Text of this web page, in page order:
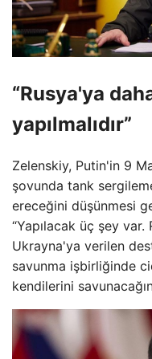
“Rusya'ya
yapılmalıdır”
Zelenskiy, Putin'in 9
şovunda tank
ereceğini düşünmesi
“Yapılacak üç şey
Ukrayna'ya verilen
savunma işbirliğinde
kendilerini